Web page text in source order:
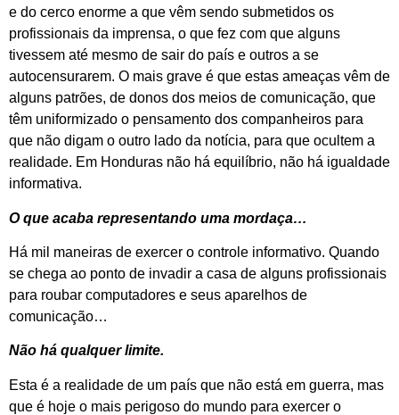
e do cerco enorme a que vêm sendo submetidos os
profissionais da imprensa, o que fez com que alguns
tivessem até mesmo de sair do país e outros a se
autocensurarem. O mais grave é que estas ameaças vêm de
alguns patrões, de donos dos meios de comunicação, que
têm uniformizado o pensamento dos companheiros para
que não digam o outro lado da notícia, para que ocultem a
realidade. Em Honduras não há equilíbrio, não há igualdade
informativa.
O que acaba representando uma mordaça…
Há mil maneiras de exercer o controle informativo. Quando
se chega ao ponto de invadir a casa de alguns profissionais
para roubar computadores e seus aparelhos de
comunicação…
Não há qualquer limite.
Esta é a realidade de um país que não está em guerra, mas
que é hoje o mais perigoso do mundo para exercer o